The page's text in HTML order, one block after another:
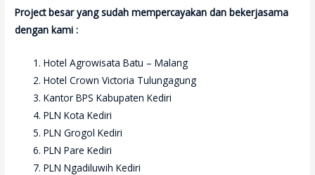
Project besar yang sudah mempercayakan dan bekerjasama
dengan kami :
Hotel Agrowisata Batu – Malang
Hotel Crown Victoria Tulungagung
Kantor BPS Kabupaten Kediri
PLN Kota Kediri
PLN Grogol Kediri
PLN Pare Kediri
PLN Ngadiluwih Kediri